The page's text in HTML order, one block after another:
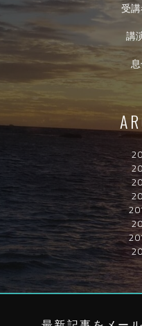
受
講